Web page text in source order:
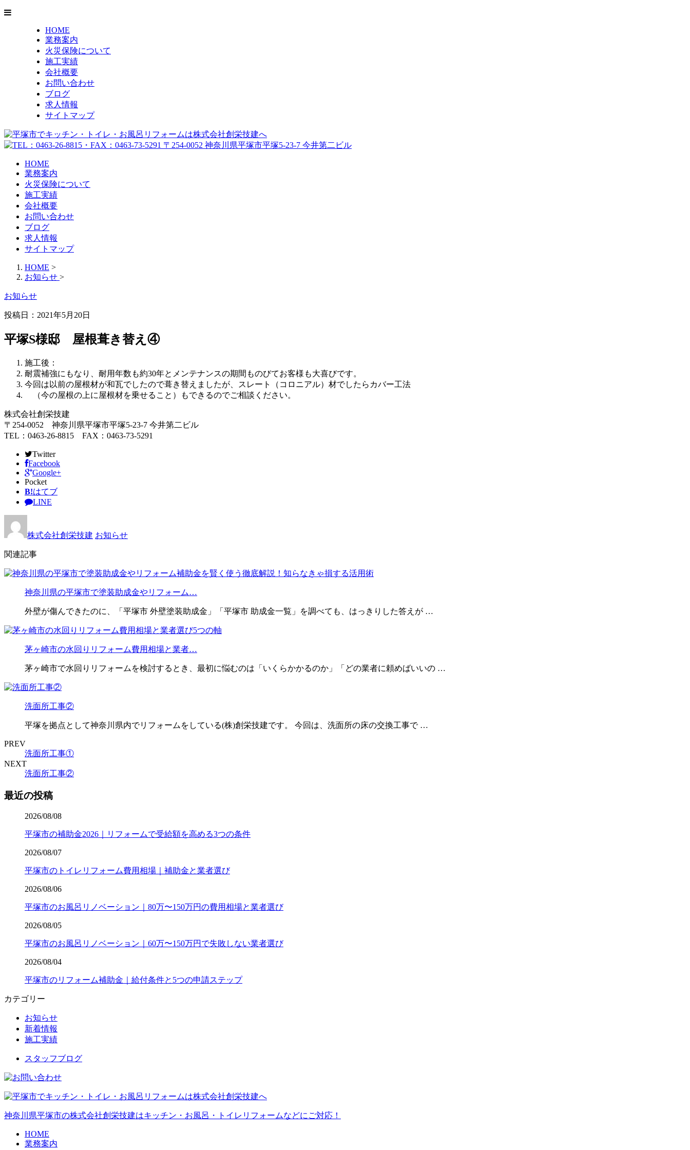
HOME
業務案内
火災保険について
施工実績
会社概要
お問い合わせ
ブログ
求人情報
サイトマップ
HOME
業務案内
火災保険について
施工実績
会社概要
お問い合わせ
ブログ
求人情報
サイトマップ
HOME >
お知らせ >
お知らせ
投稿日： 2021年5月20日
平塚S様邸 屋根葺き替え④
施工後：
耐震補強にもなり、耐用年数も約30年とメンテナンスの期間ものびてお客様も大喜びです。
今回は以前の屋根材が和瓦でしたので葺き替えましたが、スレート（コロニアル）材でしたらカバー工法
（今の屋根の上に屋根材を乗せること）もできるのでご相談ください。
株式会社創栄技建
〒254-0052 神奈川県平塚市平塚5-23-7 今井第二ビル
TEL：0463-26-8815 FAX：0463-73-5291
Twitter
Facebook
Google+
Pocket
B!はてブ
LINE
株式会社創栄技建 お知らせ
関連記事
神奈川県の平塚市で塗装助成金やリフォーム…
外壁が傷んできたのに、「平塚市 外壁塗装助成金」「平塚市 助成金一覧」を調べても、はっきりした答えが …
茅ヶ崎市の水回りリフォーム費用相場と業者…
茅ヶ崎市で水回りリフォームを検討するとき、最初に悩むのは「いくらかかるのか」「どの業者に頼めばいいの …
洗面所工事②
平塚を拠点として神奈川県内でリフォームをしている(株)創栄技建です。 今回は、洗面所の床の交換工事で …
PREV
洗面所工事①
NEXT
洗面所工事②
最近の投稿
2026/08/08
平塚市の補助金2026｜リフォームで受給額を高める3つの条件
2026/08/07
平塚市のトイレリフォーム費用相場｜補助金と業者選び
2026/08/06
平塚市のお風呂リノベーション｜80万〜150万円の費用相場と業者選び
2026/08/05
平塚市のお風呂リノベーション｜60万〜150万円で失敗しない業者選び
2026/08/04
平塚市のリフォーム補助金｜給付条件と5つの申請ステップ
カテゴリー
お知らせ
新着情報
施工実績
スタッフブログ
神奈川県平塚市の株式会社創栄技建はキッチン・お風呂・トイレリフォームなどにご対応！
HOME
業務案内